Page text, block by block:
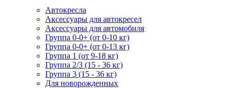
Автокресла
Аксессуары для автокресел
Аксессуары для автомобиля
Группа 0-0+ (от 0-10 кг)
Группа 0-0+ (от 0-13 кг)
Группа 1 (от 9-18 кг)
Группа 2/3 (15 - 36 кг)
Группа 3 (15 - 36 кг)
Для новорожденных